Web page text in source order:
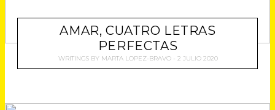
AMAR, CUATRO LETRAS
PERFECTAS
WRITINGSBY MARTA LOPEZ-BRAVO 2 JULIO 2020